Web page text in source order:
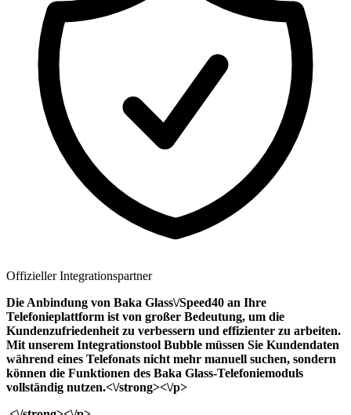
Offizieller Integrationspartner
Die Anbindung von Baka Glass\/Speed40 an Ihre
Telefonieplattform ist von großer Bedeutung, um die
Kundenzufriedenheit zu verbessern und effizienter zu arbeiten.
Mit unserem Integrationstool Bubble müssen Sie Kundendaten
während eines Telefonats nicht mehr manuell suchen, sondern
können die Funktionen des Baka Glass-Telefoniemoduls
vollständig nutzen.<\/strong><\/p>